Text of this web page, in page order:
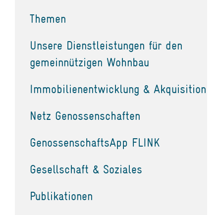
Themen
Unsere Dienstleistungen für den
gemeinnützigen Wohnbau
Immobilienentwicklung & Akquisition
Netz Genossenschaften
GenossenschaftsApp FLINK
Gesellschaft & Soziales
Publikationen